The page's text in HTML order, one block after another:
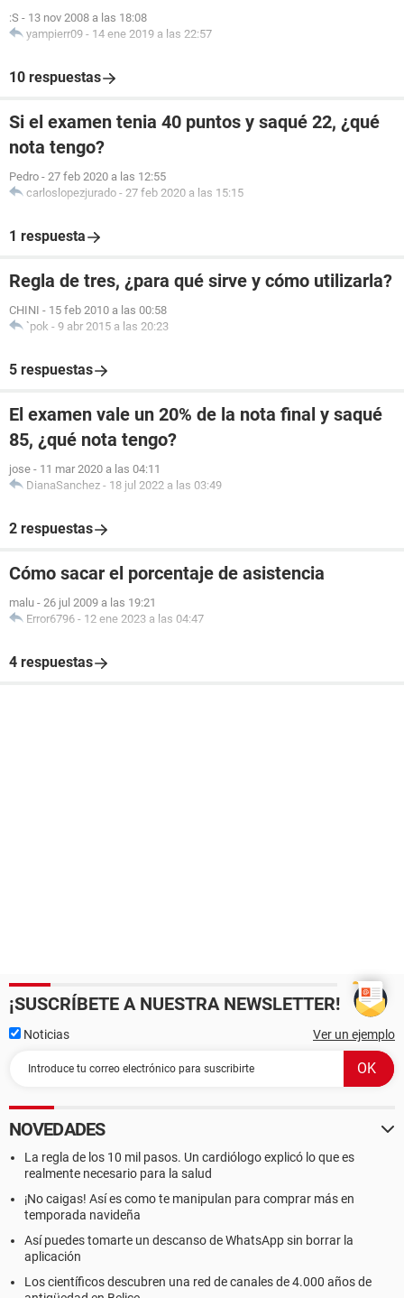
:S - 13 nov 2008 a las 18:08
yampierr09 - 14 ene 2019 a las 22:57
10 respuestas
Si el examen tenia 40 puntos y saqué 22, ¿qué
nota tengo?
Pedro - 27 feb 2020 a las 12:55
carloslopezjurado - 27 feb 2020 a las 15:15
1 respuesta
Regla de tres, ¿para qué sirve y cómo utilizarla?
CHINI - 15 feb 2010 a las 00:58
`pok - 9 abr 2015 a las 20:23
5 respuestas
El examen vale un 20% de la nota final y saqué
85, ¿qué nota tengo?
jose - 11 mar 2020 a las 04:11
DianaSanchez - 18 jul 2022 a las 03:49
2 respuestas
Cómo sacar el porcentaje de asistencia
malu - 26 jul 2009 a las 19:21
Error6796 - 12 ene 2023 a las 04:47
4 respuestas
¡SUSCRÍBETE A NUESTRA NEWSLETTER!
Noticias Ver un ejemplo
NOVEDADES
La regla de los 10 mil pasos. Un cardiólogo explicó lo que es
realmente necesario para la salud
¡No caigas! Así es como te manipulan para comprar más en
temporada navideña
Así puedes tomarte un descanso de WhatsApp sin borrar la
aplicación
Los científicos descubren una red de canales de 4.000 años de